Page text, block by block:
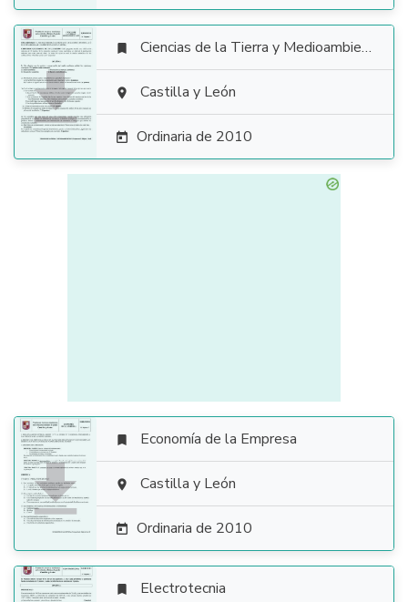

 Ciencias de la Tierra y Medioambientales
 Castilla y León
 Ordinaria de 2010

 Economía de la Empresa
 Castilla y León
 Ordinaria de 2010
 Electrotecnia